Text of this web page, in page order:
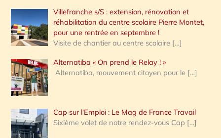
Villefranche s/S : extension, rénovation et
réhabilitation du centre scolaire Pierre Montet,
pour une rentrée en septembre !
Visite de chantier au centre scolaire […]
Alternatiba « On prend le Relay ! »
Alternatiba, mouvement citoyen pour le […]
Cap sur l’Emploi : Le Mag de France Travail
Sixième volet de notre rendez-vous Cap […]